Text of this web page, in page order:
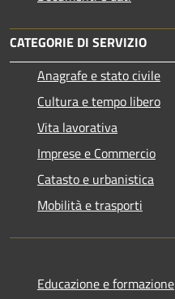
CATEGORIE DI SERVIZIO
Anagrafe e stato civile
Cultura e tempo libero
Vita lavorativa
Imprese e Commercio
Catasto e urbanistica
Mobilità e trasporti
Educazione e formazione